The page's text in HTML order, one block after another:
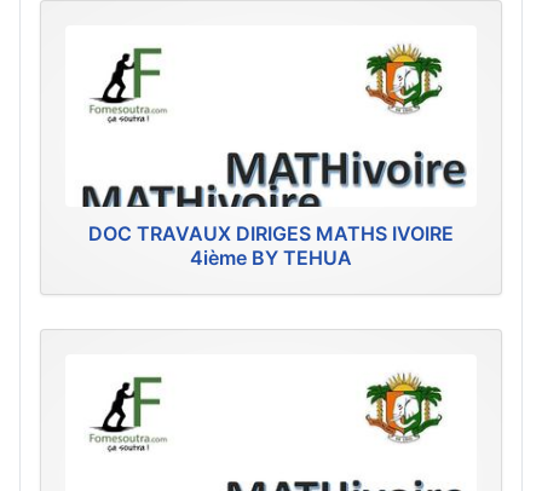
DOC TRAVAUX DIRIGES MATHS IVOIRE
4ième BY TEHUA